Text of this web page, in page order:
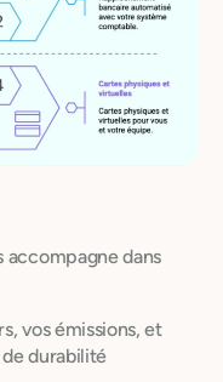
accompagne dans
vos émissions, et
durabilité